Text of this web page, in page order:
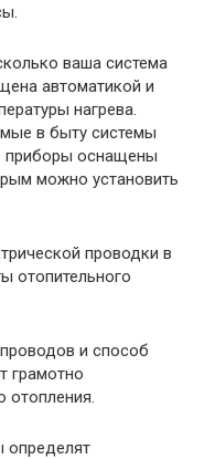
ваша система
автоматикой и
нагрева.
в быту системы
приборы оснащены
можно установить
проводки в
отопительного
и способ
грамотно
отопления.
определят